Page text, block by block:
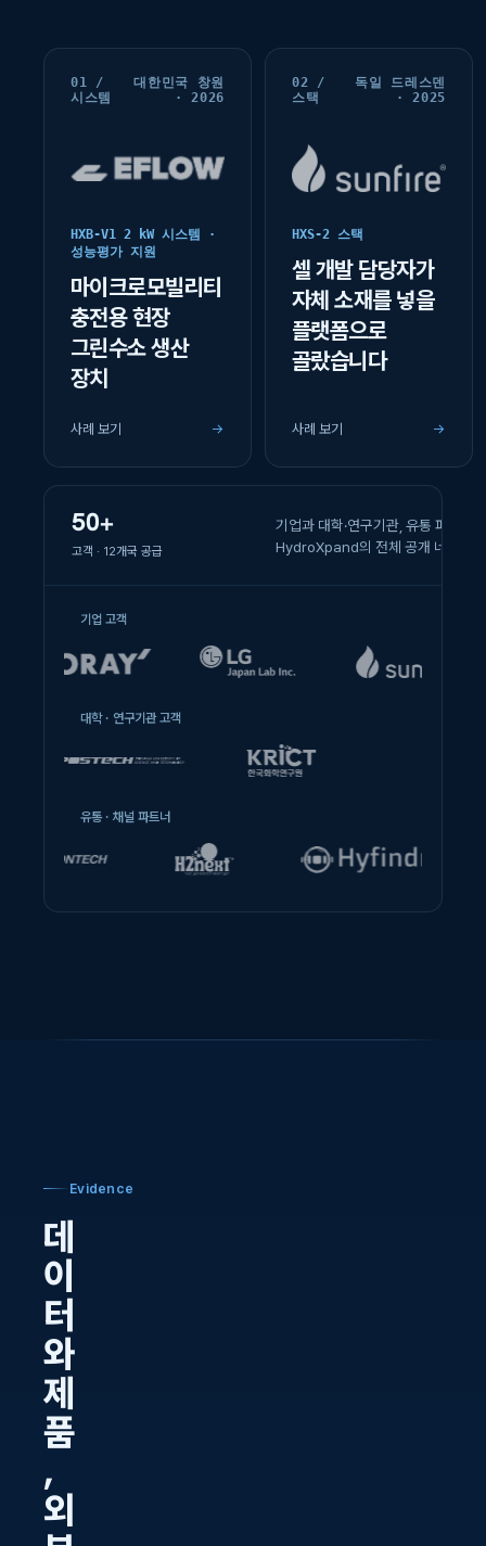
01 /
시스템
대한민국 창원
· 2026
HXB-V1 2 kW 시스템 ·
성능평가 지원
마이크로모빌리티
충전용 현장
그린수소 생산
장치
사례 보기 →
02 /
스택
독일 드레스덴
· 2025
HXS-2 스택
셀 개발 담당자가
자체 소재를 넣을
플랫폼으로
골랐습니다
사례 보기 →
50+
고객 · 12개국 공급
기업과 대학·연구기관, 유통 파트너
HydroXpand의 전체 공개 네트워
기업 고객
대학 · 연구기관 고객
유통 · 채널 파트너
Evidence
데
이
터
와
제
품
,
외